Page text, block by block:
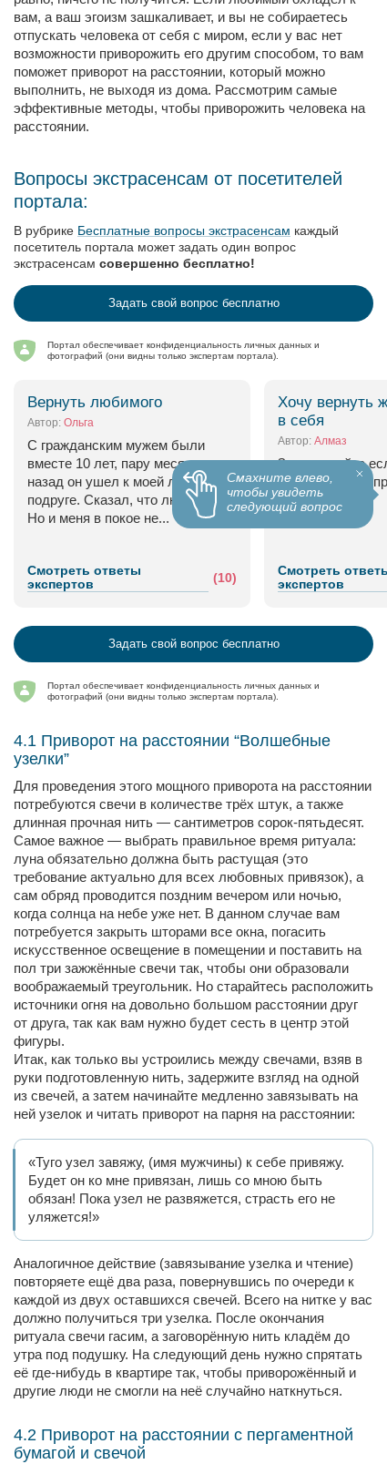
вам, а ваш эгоизм зашкаливает, и вы не собираетесь
отпускать человека от себя с миром, если у вас нет
возможности приворожить его другим способом, то вам
поможет приворот на расстоянии, который можно
выполнить, не выходя из дома. Рассмотрим самые
эффективные методы, чтобы приворожить человека на
расстоянии.
Вопросы экстрасенсам от посетителей
портала:
В рубрике Бесплатные вопросы экстрасенсам каждый
посетитель портала может задать один вопрос
экстрасенсам совершенно бесплатно!
Задать свой вопрос бесплатно
Портал обеспечивает конфиденциальность личных данных и
фотографий (они видны только экспертам портала).
Смахните влево,
чтобы увидеть
следующий вопрос
Вернуть любимого
Автор: Ольга
С гражданским мужем были
вместе 10 лет, пару месяцев
назад он ушел к моей лучшей
подруге. Сказал, что любит ее.
Но и меня в покое не...
Смотреть ответы
экспертов
(10)
Хочу вернуть
в себя
Автор: Алмаз
Здравствуйте
приворот Хочу
себе жену
Смотреть ответы
экспертов
Задать свой вопрос бесплатно
Портал обеспечивает конфиденциальность личных данных и
фотографий (они видны только экспертам портала).
4.1 Приворот на расстоянии “Волшебные
узелки”
Для проведения этого мощного приворота на расстоянии
потребуются свечи в количестве трёх штук, а также
длинная прочная нить — сантиметров сорок-пятьдесят.
Самое важное — выбрать правильное время ритуала:
луна обязательно должна быть растущая (это
требование актуально для всех любовных привязок), а
сам обряд проводится поздним вечером или ночью,
когда солнца на небе уже нет. В данном случае вам
потребуется закрыть шторами все окна, погасить
искусственное освещение в помещении и поставить на
пол три зажжённые свечи так, чтобы они образовали
воображаемый треугольник. Но старайтесь расположить
источники огня на довольно большом расстоянии друг
от друга, так как вам нужно будет сесть в центр этой
фигуры.
Итак, как только вы устроились между свечами, взяв в
руки подготовленную нить, задержите взгляд на одной
из свечей, а затем начинайте медленно завязывать на
ней узелок и читать приворот на парня на расстоянии:
«Туго узел завяжу, (имя мужчины) к себе привяжу.
Будет он ко мне привязан, лишь со мною быть
обязан! Пока узел не развяжется, страсть его не
уляжется!»
Аналогичное действие (завязывание узелка и чтение)
повторяете ещё два раза, повернувшись по очереди к
каждой из двух оставшихся свечей. Всего на нитке у вас
должно получиться три узелка. После окончания
ритуала свечи гасим, а заговорённую нить кладём до
утра под подушку. На следующий день нужно спрятать
её где-нибудь в квартире так, чтобы приворожённый и
другие люди не смогли на неё случайно наткнуться.
4.2 Приворот на расстоянии с пергаментной
бумагой и свечой